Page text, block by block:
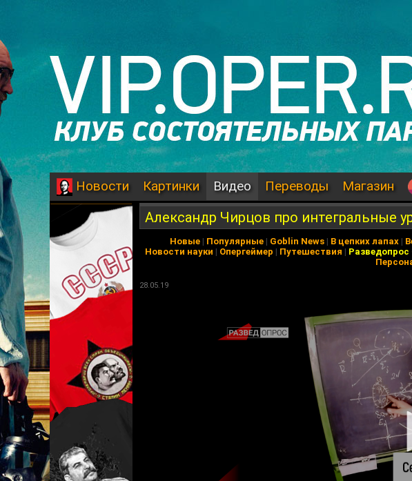
Новости Картинки Видео Переводы Магазин
Александр Чирцов про интегральные
Новые | Популярные | Goblin News | В цепких лапах |
Новости науки | Опергеймер | Путешествия | Разведопрос
28.05.19